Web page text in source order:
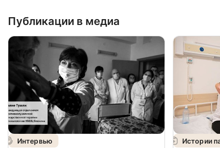
Публикации в медиа
Интервью Истории